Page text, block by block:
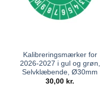
Kalibreringsmærker for
2026-2027 i gul og grøn,
Selvklæbende, Ø30mm
30,00 kr.